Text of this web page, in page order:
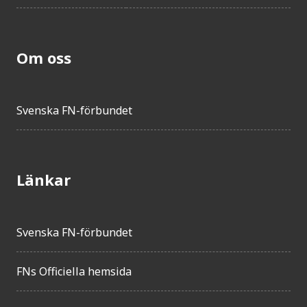
Om oss
Svenska FN-förbundet
Länkar
Svenska FN-förbundet
FNs Officiella hemsida